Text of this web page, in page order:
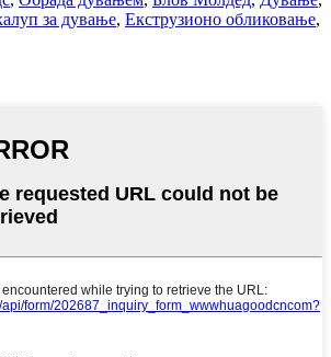
за дување, Екструзионо обликовање,